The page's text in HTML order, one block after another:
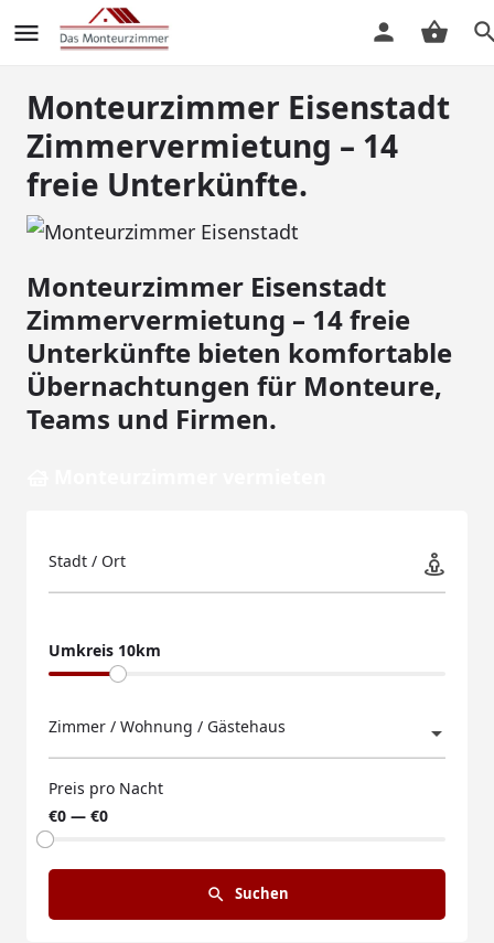
Monteurzimmer Eisenstadt
Zimmervermietung – 14
freie Unterkünfte.
Monteurzimmer Eisenstadt
Zimmervermietung – 14 freie
Unterkünfte bieten komfortable
Übernachtungen für Monteure,
Teams und Firmen.
Stadt / Ort
Umkreis 10km
Zimmer / Wohnung / Gästehaus
Preis pro Nacht
€0 — €0
Suchen